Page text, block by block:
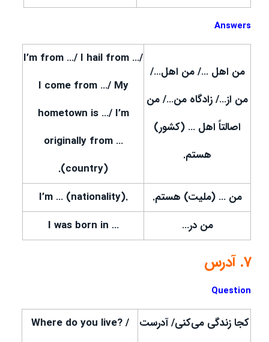
Answers
من اهل …/ من اهل…/
من از…/ زادگاه من…/ من
اصالتاً اهل … (کشور)
هستم.
I’m from …/ I hail from …/
I come from …/ My
hometown is …/ I’m
originally from …
(country).
من … (ملیت) هستم.
.I’m … (nationality)
من در…
… I was born in
7. آدرس
Question
کجا زندگی می‌کنی/ آدرست
Where do you live? /